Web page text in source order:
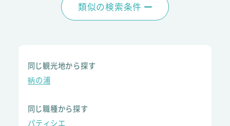
類似の検索条件
同じ観光地から探す
鞆の浦
同じ職種から探す
パティシエ